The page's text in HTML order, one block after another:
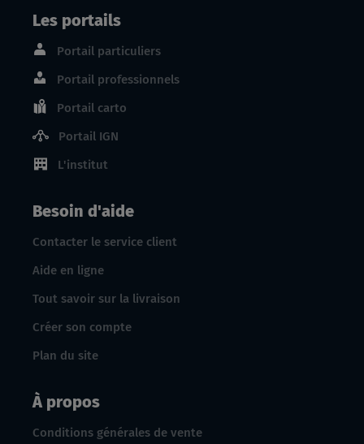
Les portails
Portail particuliers
Portail professionnels
Portail carto
Portail IGN
L'institut
Besoin d'aide
Contacter le service client
Aide en ligne
Tout savoir sur la livraison
Créer son compte
Plan du site
À propos
Conditions générales de vente